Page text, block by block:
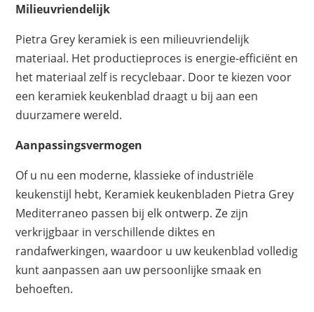
Milieuvriendelijk
Pietra Grey keramiek is een milieuvriendelijk
materiaal. Het productieproces is energie-efficiënt en
het materiaal zelf is recyclebaar. Door te kiezen voor
een keramiek keukenblad draagt u bij aan een
duurzamere wereld.
Aanpassingsvermogen
Of u nu een moderne, klassieke of industriële
keukenstijl hebt, Keramiek keukenbladen Pietra Grey
Mediterraneo passen bij elk ontwerp. Ze zijn
verkrijgbaar in verschillende diktes en
randafwerkingen, waardoor u uw keukenblad volledig
kunt aanpassen aan uw persoonlijke smaak en
behoeften.